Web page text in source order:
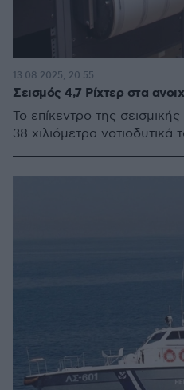
Σεισμός 4,7 Ρίχτερ στα
Το επίκεντρο της
38 χιλιόμετρα νοτιοδυτικά
13.08.2025, 20:55